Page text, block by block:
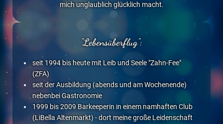
mich unglaublich glücklich macht.
"Lebensüberflug":
seit 1994 bis heute mit Leib und Seele "Zahn-Fee"
(ZFA)
seit der Ausbildung (abends und am Wochenende)
nebenbei Gastronomie
1999 bis 2009 Barkeeperin in einem namhaften Club
(LiBella Altenmarkt) - dort meine große Leidenschaft